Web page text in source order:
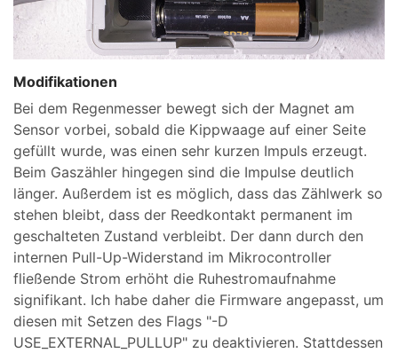
Modifikationen
Bei dem Regenmesser bewegt sich der Magnet am
Sensor vorbei, sobald die Kippwaage auf einer Seite
gefüllt wurde, was einen sehr kurzen Impuls erzeugt.
Beim Gaszähler hingegen sind die Impulse deutlich
länger. Außerdem ist es möglich, dass das Zählwerk so
stehen bleibt, dass der Reedkontakt permanent im
geschalteten Zustand verbleibt. Der dann durch den
internen Pull-Up-Widerstand im Mikrocontroller
fließende Strom erhöht die Ruhestromaufnahme
signifikant. Ich habe daher die Firmware angepasst, um
diesen mit Setzen des Flags "-D
USE_EXTERNAL_PULLUP" zu deaktivieren. Stattdessen